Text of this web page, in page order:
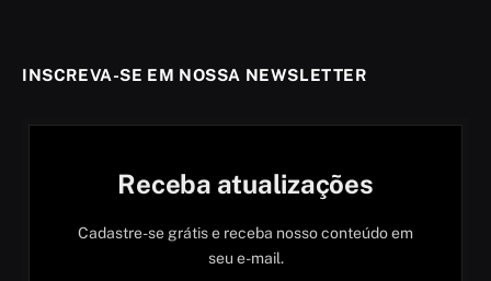
INSCREVA-SE EM NOSSA NEWSLETTER
Receba atualizações
Cadastre-se grátis e receba nosso conteúdo em
seu e-mail.